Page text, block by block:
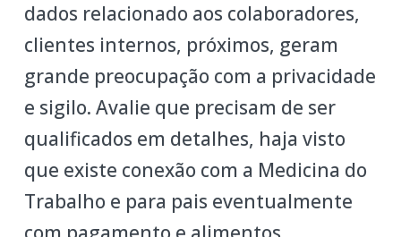
dados relacionado aos colaboradores,
clientes internos, próximos, geram
grande preocupação com a privacidade
e sigilo. Avalie que precisam de ser
qualificados em detalhes, haja visto
que existe conexão com a Medicina do
Trabalho e para pais eventualmente